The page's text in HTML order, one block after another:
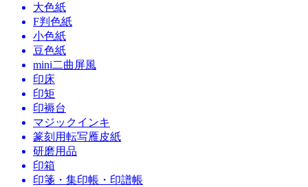
大色紙
F判色紙
小色紙
豆色紙
mini二曲屏風
印床
印矩
印褥台
マジックインキ
篆刻用転写雁皮紙
研磨用品
印箱
印箋・集印帳・印譜帳